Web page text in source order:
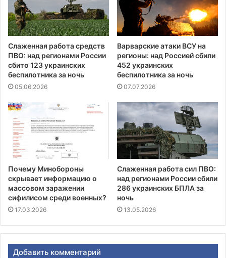
Слаженная работа средств
ПВО: над регионами России
сбито 123 украинских
беспилотника за ночь
05.06.2026
Варварские атаки ВСУ на
регионы: над Россией сбили
452 украинских
беспилотника за ночь
07.07.2026
Почему Минобороны
скрывает информацию о
массовом заражении
сифилисом среди военных?
17.03.2026
Слаженная работа сил ПВО:
над регионами России сбили
286 украинских БПЛА за
ночь
13.05.2026
Добавить комментарий